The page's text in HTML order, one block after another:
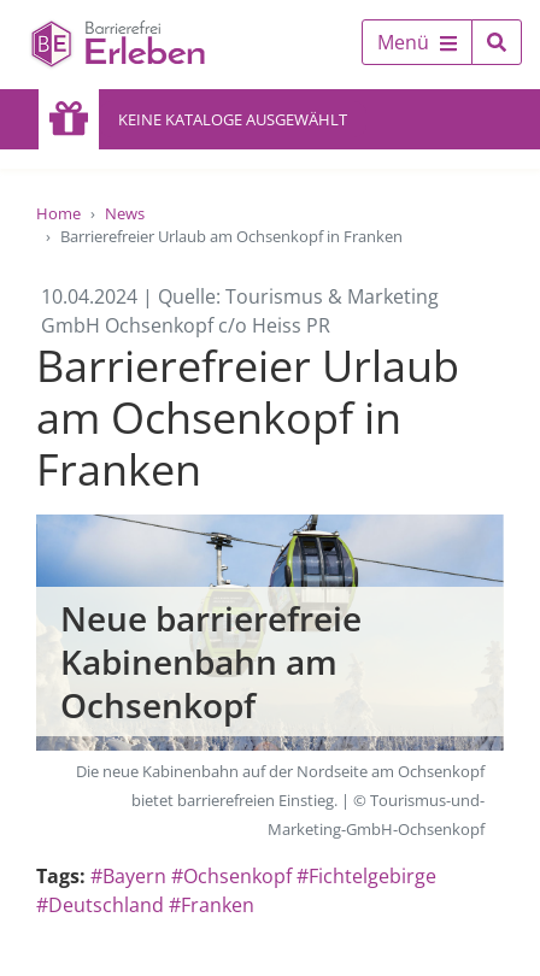
Menü
KEINE KATALOGE AUSGEWÄHLT
Home
News
Barrierefreier Urlaub am Ochsenkopf in Franken
10.04.2024 | Quelle: Tourismus & Marketing
GmbH Ochsenkopf c/o Heiss PR
Barrierefreier Urlaub
am Ochsenkopf in
Franken
Neue barrierefreie
Kabinenbahn am
Ochsenkopf
Die neue Kabinenbahn auf der Nordseite am Ochsenkopf
bietet barrierefreien Einstieg. | © Tourismus-und-
Marketing-GmbH-Ochsenkopf
Tags: #Bayern #Ochsenkopf#Fichtelgebirge
#Deutschland #Franken